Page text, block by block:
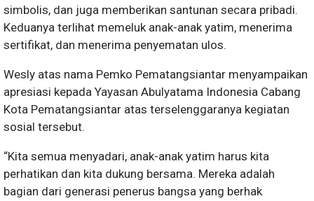
simbolis, dan juga memberikan santunan secara pribadi.
Keduanya terlihat memeluk anak-anak yatim, menerima
sertifikat, dan menerima penyematan ulos.
Wesly atas nama Pemko Pematangsiantar menyampaikan
apresiasi kepada Yayasan Abulyatama Indonesia Cabang
Kota Pematangsiantar atas terselenggaranya kegiatan
sosial tersebut.
“Kita semua menyadari, anak-anak yatim harus kita
perhatikan dan kita dukung bersama. Mereka adalah
bagian dari generasi penerus bangsa yang berhak